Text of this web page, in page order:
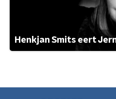
Henkjan Smits eert